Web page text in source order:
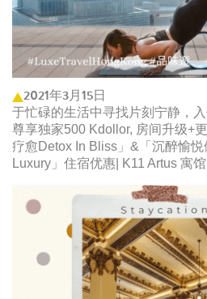
2021年3月15日
于忙碌的生活中寻找片刻宁静，
尊享独家500 Kdollor, 房间升级+
疗愈Detox In Bliss」&「沉醉愉悦
Luxury」住宿优惠| K11 Artus 寓馆